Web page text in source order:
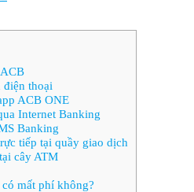
điện thoại
ACB ONE
Internet Banking
Banking
tiếp tại quầy giao dịch
cây ATM
mất phí không?